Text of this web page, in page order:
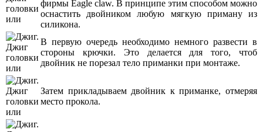
фирмы Eagle claw. В принципе этим способом можно
оснастить двойником любую мягкую приману из
силикона.
В первую очередь необходимо немного развести в
стороны крючки. Это делается для того, чтоб
двойник не порезал тело приманки при монтаже.
Затем прикладываем двойник к приманке, отмеряя
место прокола.